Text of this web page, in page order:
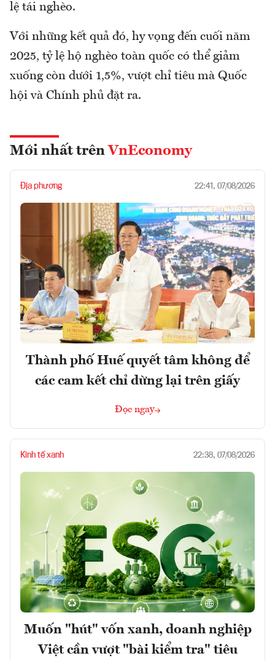
lệ tái nghèo.
Với những kết quả đó, hy vọng đến cuối năm
2025, tỷ lệ hộ nghèo toàn quốc có thể giảm
xuống còn dưới 1,5%, vượt chỉ tiêu mà Quốc
hội và Chính phủ đặt ra.
Mới nhất trên VnEconomy
Địa phương 22:41, 07/08/2026
Thành phố Huế quyết tâm không để
các cam kết chỉ dừng lại trên giấy
Đọc ngay
Kinh tế xanh 22:38, 07/08/2026
Muốn "hút" vốn xanh, doanh nghiệp
Việt cần vượt "bài kiểm tra" tiêu